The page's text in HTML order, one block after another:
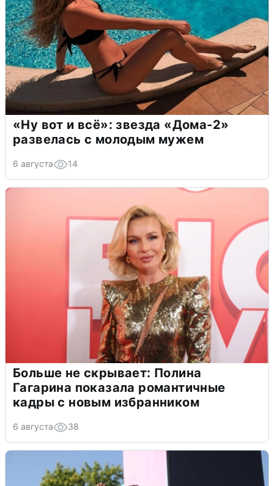
«Ну вот и всё»: звезда «Дома-2»
развелась с молодым мужем
6 августа 14
Больше не скрывает: Полина
Гагарина показала романтичные
кадры с новым избранником
6 августа 38